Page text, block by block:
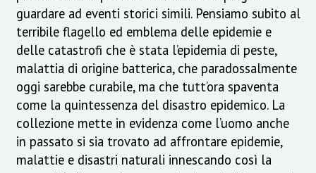
guardare ad eventi storici simili. Pensiamo subito al
terribile flagello ed emblema delle epidemie e
delle catastrofi che è stata l’epidemia di peste,
malattia di origine batterica, che paradossalmente
oggi sarebbe curabile, ma che tutt’ora spaventa
come la quintessenza del disastro epidemico. La
collezione mette in evidenza come l’uomo anche
in passato si sia trovato ad affrontare epidemie,
malattie e disastri naturali innescando così la